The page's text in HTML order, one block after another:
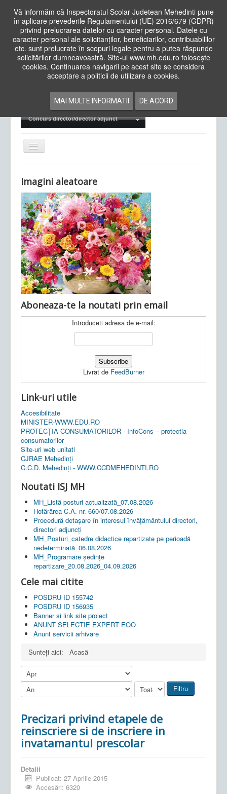
Vă informăm că Inspectoratul Scolar Judetean Mehedinti pune
în aplicare prevederile Regulamentului (UE) 2016/679 (GDPR)
privind prelucrarea datelor cu caracter personal. Datele cu
caracter personal ale solicitanților, beneficiarilor, contribuabililor
etc. sunt prelucrate în scopuri legale pentru a putea răspunde
solicitărilor dumneavoastră. Site-ul www.mh.edu.ro folosește
cookies. Continuarea navigarii pe acest site se considera
acceptare a politicii de utilizare a cookies.
MAI MULTE INFORMATII DE ACORD
Cauta
in
siteAcasa Cadre Didactice
Examene Naționale
Concurs director/director adjunct
Comută
navigarea
Ultimele articole: Vi, 04.11.2022 -Inspectoratul Școlar
Județean Mehedinți
Imagini aleatoare
Aboneaza-te la noutati prin email
Introduceti adresa de e-mail:
Livrat de FeedBurner
Link-uri utile
Accesibilitate
MINISTER-WWW.EDU.RO
PROTECȚIA CONSUMATORILOR - InfoCons – protectia
consumatorilor
Site-uri web unitati
CJRAE Mehedinți
C.C.D. Mehedinţi - WWW.CCDMEHEDINTI.RO
Noutati ISJ MH
MH_Listă posturi actualizată_07.08.2026
Hotărârea C.A. nr. 660/07.08.2026
Procedură detașare în interesul învățământului directori,
directori adjuncți
MH_Posturi_catedre didactice repartizate pe perioadă
nedeterminată_06.08.2026
MH_Programare ședințe
repartizare_20.08.2026_04.09.2026
Cele mai citite
POSDRU ID 155742
POSDRU ID 156935
Banner si link site proiect
ANUNT SELECTIE EXPERT EOO
Anunt servicii arhivare
Sunteți aici:
Acasă
Filtru
Precizari privind etapele de
reinscriere si de inscriere in
invatamantul prescolar
Detalii
Publicat: 27 Aprilie 2015
Accesări: 6320